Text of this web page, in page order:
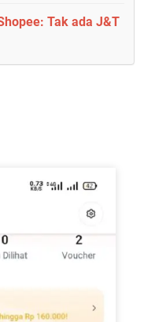
Tak ada J&T